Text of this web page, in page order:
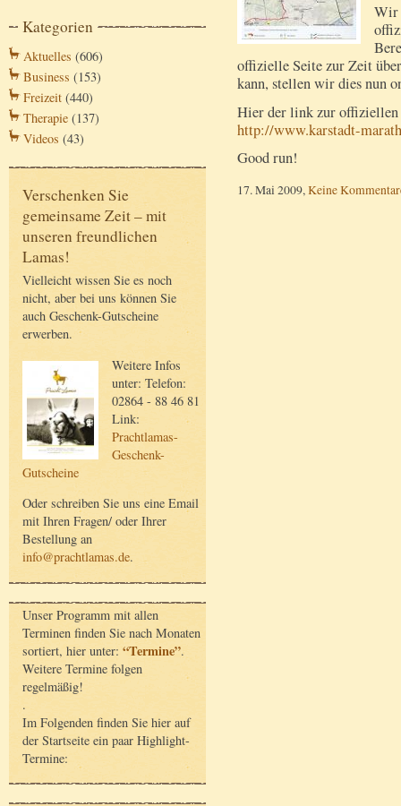
Kategorien
Aktuelles (606)
Business (153)
Freizeit (440)
Therapie (137)
Videos (43)
Verschenken Sie
gemeinsame Zeit – mit
unseren freundlichen
Lamas!
Vielleicht wissen Sie es noch
nicht, aber bei uns können Sie
auch Geschenk-Gutscheine
erwerben.
Weitere Infos
unter: Telefon:
02864 - 88 46 81
Link:
Prachtlamas-
Geschenk-
Gutscheine
Oder schreiben Sie uns eine Email
mit Ihren Fragen/ oder Ihrer
Bestellung an
info@prachtlamas.de.
Unser Programm mit allen
Terminen finden Sie nach Monaten
sortiert, hier unter: “Termine”.
Weitere Termine folgen
regelmäßig!
.
Im Folgenden finden Sie hier auf
der Startseite ein paar Highlight-
Termine:
Wir
offizielle Seite zur Zeit
kann, stellen wir dies nun
Hier der link zur offiziellen
http://www.karstadt-
Good run!
17. Mai 2009, Keine